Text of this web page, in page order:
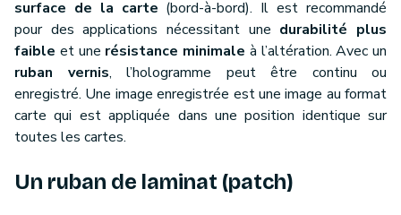
surface de la carte (bord-à-bord). Il est recommandé
pour des applications nécessitant une durabilité plus
faible et une résistance minimale à l’altération. Avec un
ruban vernis, l’hologramme peut être continu ou
enregistré. Une image enregistrée est une image au format
carte qui est appliquée dans une position identique sur
toutes les cartes.
Un ruban de laminat (patch)